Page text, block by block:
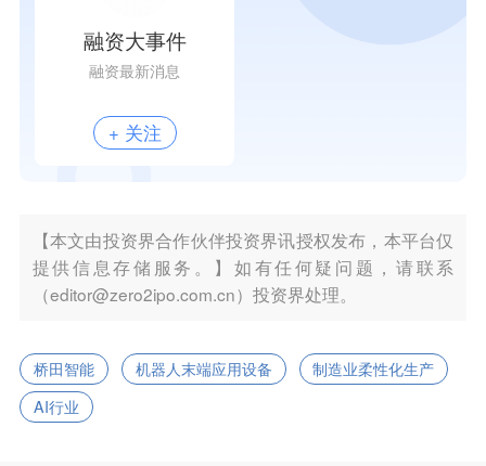
融资大事件
融资最新消息
+ 关注
【本文由投资界合作伙伴投资界讯授权发布，本平台仅
提供信息存储服务。】如有任何疑问题，请联系
（editor@zero2ipo.com.cn）投资界处理。
桥田智能 机器人末端应用设备
制造业柔性化生产
AI行业